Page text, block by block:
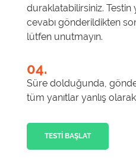
duraklatabilirsiniz. Testin
cevabı gönderildikten
lütfen unutmayın.
04.
Süre dolduğunda,
tüm yanıtlar yanlış olarak
TESTI BAŞLAT